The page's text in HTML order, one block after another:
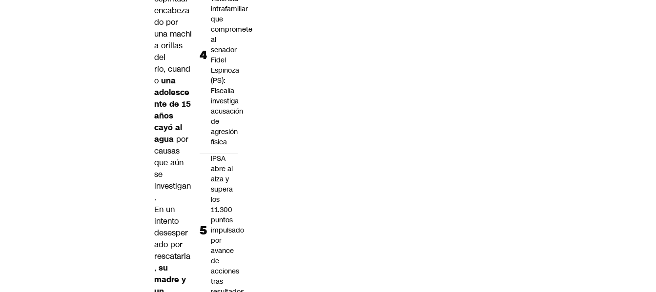
encabeza
do por
una machi
a orillas
del
río, cuand
o una
adolesce
nte de 15
años
cayó al
agua por
causas
que aún
se
investigan
.
En un
intento
desesper
ado por
rescatarla
, su
madre y
intrafamiliar
que
compromete
al
senador
Fidel
Espinoza
(PS):
Fiscalía
investiga
acusación
de
agresión
física
IPSA
abre al
alza y
supera
los
11.300
puntos
impulsado
por
avance
de
acciones
tras